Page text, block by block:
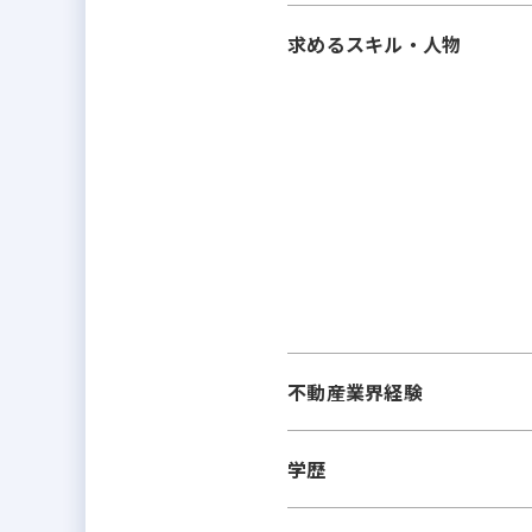
求めるスキル・人物
不動産業界経験
学歴